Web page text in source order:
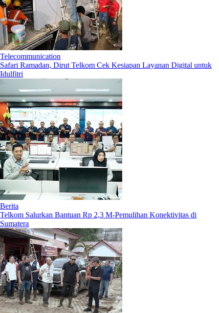
Telecommunication
Safari Ramadan, Dirut Telkom Cek Kesiapan Layanan Digital untuk
Idulfitri
Berita
Telkom Salurkan Bantuan Rp 2,3 M-Pemulihan Konektivitas di
Sumatera